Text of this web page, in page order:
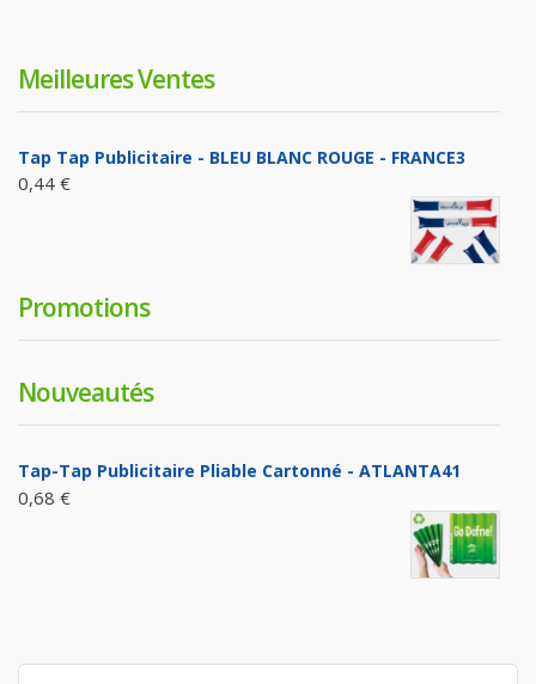
Meilleures Ventes
Tap Tap Publicitaire - BLEU BLANC ROUGE - FRANCE3
0,44 €
Promotions
Nouveautés
Tap-Tap Publicitaire Pliable Cartonné - ATLANTA41
0,68 €